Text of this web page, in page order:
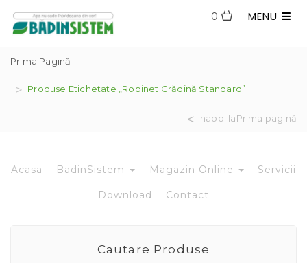
MENU
0
Prima Pagină
Produse Etichetate „robinet Grădină Standard”
Inapoi laPrima pagină
Acasa BadinSistem Magazin Online Servicii
Download Contact
Cautare Produse